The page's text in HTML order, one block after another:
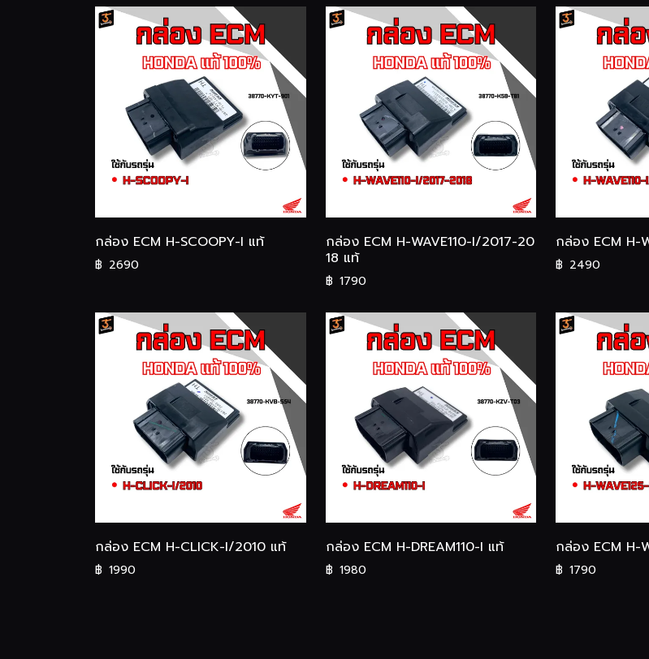
กล่อง ECM H-SCOOPY-I แท้
฿ 2690
กล่อง ECM H-WAVE110-I/2017-20
18 แท้
฿ 1790
กล่อง ECM H-
฿ 2490
กล่อง ECM H-CLICK-I/2010 แท้
฿ 1990
กล่อง ECM H-DREAM110-I แท้
฿ 1980
กล่อง ECM H-
฿ 1790